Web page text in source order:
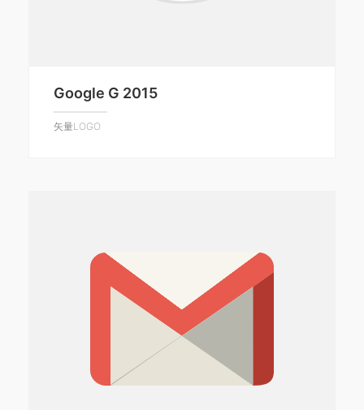
Google G 2015
矢量LOGO